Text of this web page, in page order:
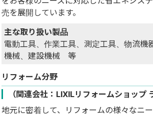
売を展開しています。
主な取り扱い製品
電動工具、作業工具、測定工具、物流機
機械、建設機械 等
リフォーム分野
（関連会社：LIXILリフォームショップ
地元に密着して、リフォームの様々なニ